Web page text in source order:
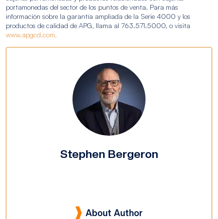
portamonedas del sector de los puntos de venta. Para más
información sobre la garantía ampliada de la Serie 4000 y los
productos de calidad de APG, llama al 763.571.5000, o visita
www.apgcd.com.
Stephen Bergeron
About Author